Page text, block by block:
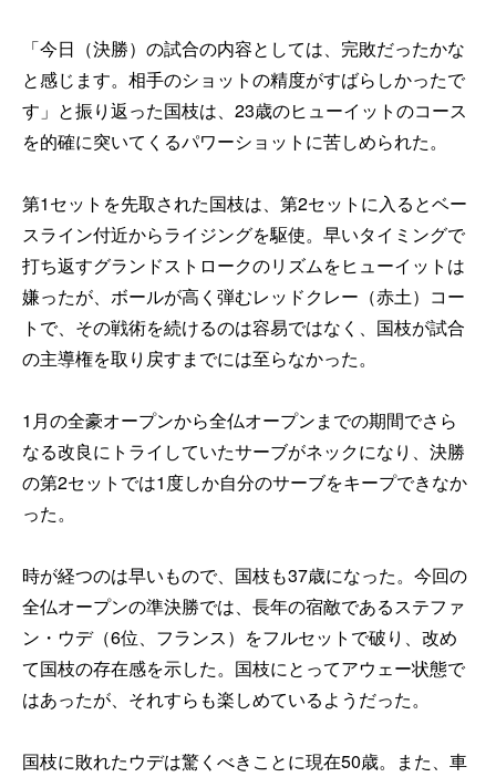
「今日（決勝）の試合の内容としては、完敗だったかな
と感じます。相手のショットの精度がすばらしかったで
す」と振り返った国枝は、23歳のヒューイットのコース
を的確に突いてくるパワーショットに苦しめられた。
第1セットを先取された国枝は、第2セットに入るとベー
スライン付近からライジングを駆使。早いタイミングで
打ち返すグランドストロークのリズムをヒューイットは
嫌ったが、ボールが高く弾むレッドクレー（赤土）コー
トで、その戦術を続けるのは容易ではなく、国枝が試合
の主導権を取り戻すまでには至らなかった。
1月の全豪オープンから全仏オープンまでの期間でさら
なる改良にトライしていたサーブがネックになり、決勝
の第2セットでは1度しか自分のサーブをキープできなか
った。
時が経つのは早いもので、国枝も37歳になった。今回の
全仏オープンの準決勝では、長年の宿敵であるステファ
ン・ウデ（6位、フランス）をフルセットで破り、改め
て国枝の存在感を示した。国枝にとってアウェー状態で
はあったが、それすらも楽しめているようだった。
国枝に敗れたウデは驚くべきことに現在50歳。また、車